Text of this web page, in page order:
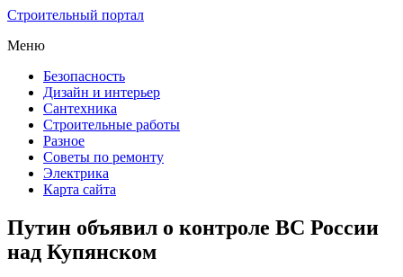
Строительный портал
Меню
Безопасность
Дизайн и интерьер
Сантехника
Строительные работы
Разное
Советы по ремонту
Электрика
Карта сайта
Путин объявил о контроле ВС России
над Купянском